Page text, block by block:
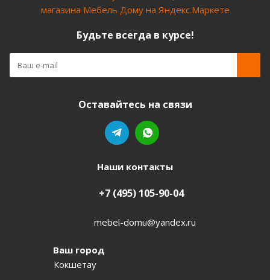
Будьте всегда в курсе!
Оставайтесь на связи
Наши контакты
+7 (495) 105-90-04
mebel-domu@yandex.ru
Ваш город
Кокшетау